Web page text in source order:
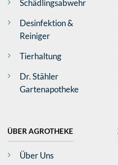
Schädlingsabwehr
Desinfektion &
Reiniger
Tierhaltung
Dr. Stähler
Gartenapotheke
ÜBER AGROTHEKE
Über Uns